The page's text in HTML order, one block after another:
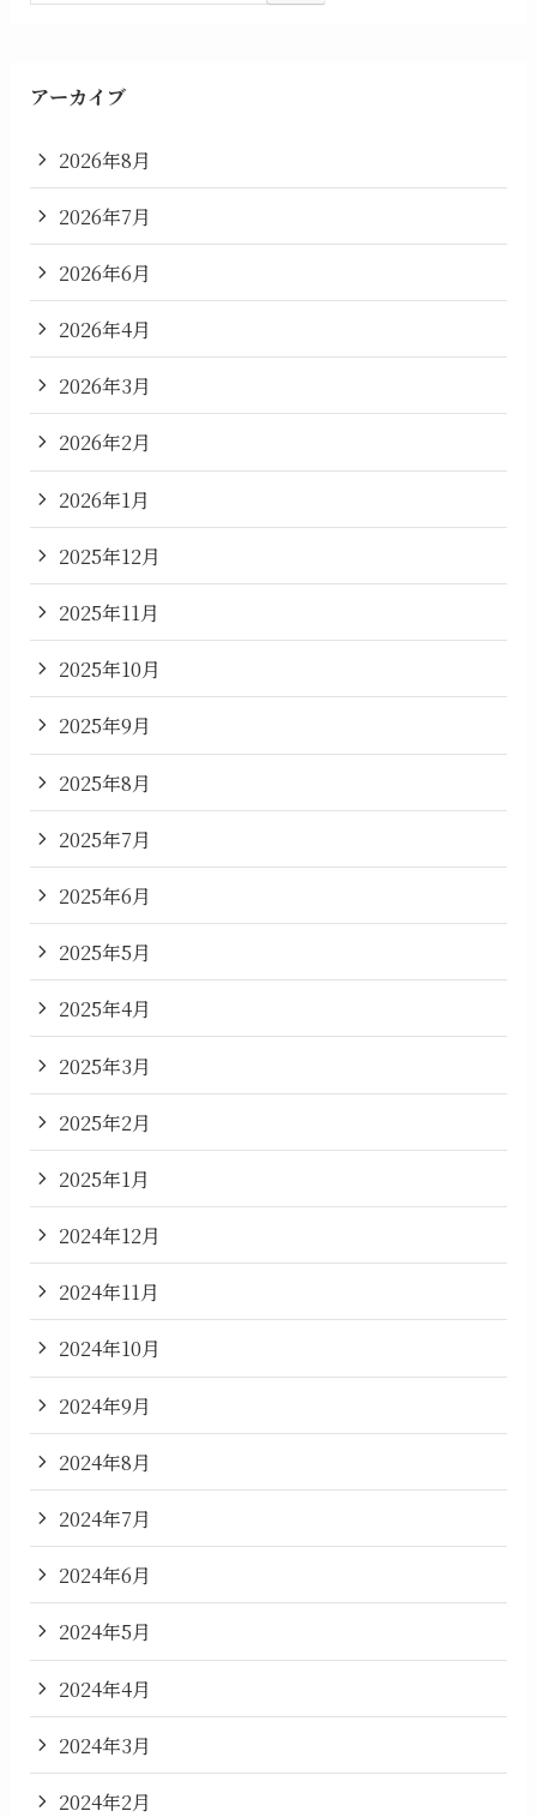
アーカイブ
2026年8月
2026年7月
2026年6月
2026年4月
2026年3月
2026年2月
2026年1月
2025年12月
2025年11月
2025年10月
2025年9月
2025年8月
2025年7月
2025年6月
2025年5月
2025年4月
2025年3月
2025年2月
2025年1月
2024年12月
2024年11月
2024年10月
2024年9月
2024年8月
2024年7月
2024年6月
2024年5月
2024年4月
2024年3月
2024年2月